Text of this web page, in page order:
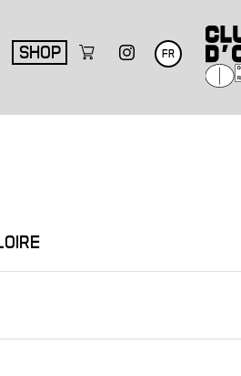
SHOP FR